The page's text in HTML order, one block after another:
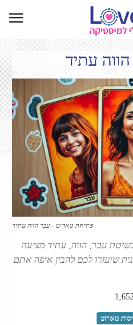
עתיד
פתיחת טארוט - עבר הווה עתיד
עבר, הווה, עתיד מציעה
שיעזרו לכם להבין איפה אתם
טארוט